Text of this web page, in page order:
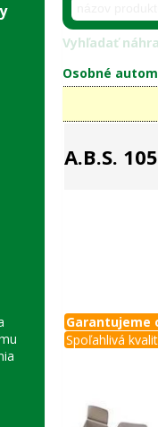
Vyhľadať
Osobné
A.B.S.
Garantujeme
Spoľahlivá